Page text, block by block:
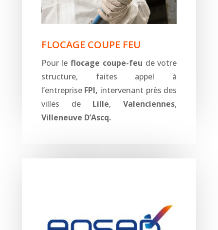
FLOCAGE COUPE FEU
Pour leflocage coupe-feu de votre
structure, faites appel à
l’entreprise FPI, intervenant près des
villes de Lille,Valenciennes,
Villeneuve D’Ascq.